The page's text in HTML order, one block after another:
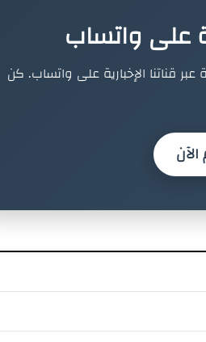
على واتساب
عبر قناتنا الإخبارية على واتساب. كن